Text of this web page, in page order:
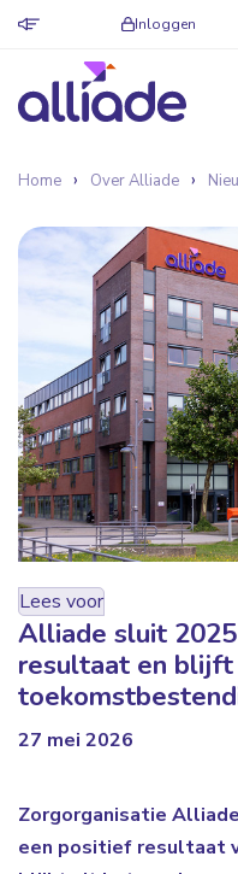
Inloggen
Home Over Alliade
Lees voor
Alliade sluit
resultaat en blijft
27 mei 2026
Zorgorganisatie
een positief resultaat